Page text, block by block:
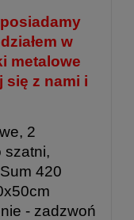
w
metalowe
się z nami i
2
szatni,
420
- zadzwoń